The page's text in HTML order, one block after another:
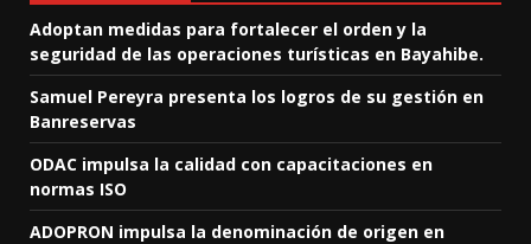
Adoptan medidas para fortalecer el orden y la
seguridad de las operaciones turísticas en Bayahibe.
Samuel Pereyra presenta los logros de su gestión en
Banreservas
ODAC impulsa la calidad con capacitaciones en
normas ISO
ADOPRON impulsa la denominación de origen en